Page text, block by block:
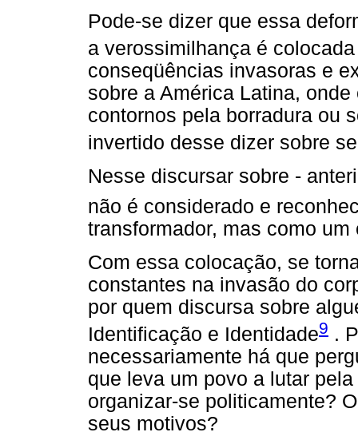
Pode-se dizer que essa
a verossimilhança é
conseqüências invasoras e
sobre a América Latina,
contornos pela borradura ou
invertido desse dizer sobre
Nesse discursar sobre -
não é considerado e
transformador, mas como
Com essa colocação, se
constantes na invasão do
por quem discursa sobre
Identificação e Identidade9 .
necessariamente há que
que leva um povo a lutar
organizar-se politicamente?
seus motivos?